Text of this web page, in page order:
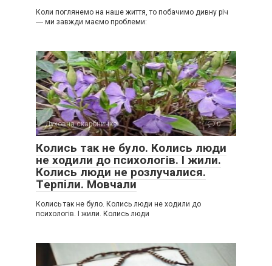
Коли поглянемо на наше життя, то побачимо дивну річ
― ми завжди маємо проблеми:
Духовна скарбничка 0
Колись так не було. Колись люди
не ходили до психологів. І жили.
Колись люди не розлучалися.
Тepпiли. Мовчали
Колись так не було. Колись люди не ходили до
психологів. І жили. Колись люди